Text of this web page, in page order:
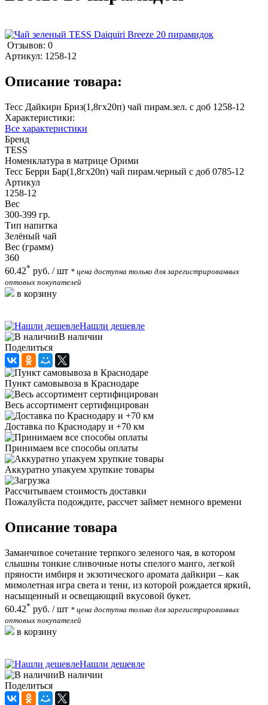
Отзывов: 0
Артикул: 1258-12
Описание товара:
Тесс Дайкири Бриз(1,8гх20п) чай пирам.зел. с доб 1258-12
Характеристики:
Все характеристики
Бренд
TESS
Номенклатура в матрице Орими
Тесс Берри Бар(1,8гх20п) чай пирам.черный с доб 0785-12
Артикул
1258-12
Вес
300-399 гр.
Тип напитка
Зелёный чай
Вес (грамм)
360
60.42* руб. / шт * цена доступна только для зарегистрированных
оптовых покупателей
в корзину
Нашли дешевле
В наличии
Поделиться
Пункт самовывоза в Краснодаре
Весь ассортимент сертифицирован
Доставка по Краснодару и +70 км
Принимаем все способы оплаты
Аккуратно упакуем хрупкие товары
Рассчитываем стоимость доставки
Пожалуйста подождите, рассчет займет немного времени
Описание товара
Заманчивое сочетание терпкого зеленого чая, в котором
слышны тонкие сливочные ноты спелого манго, легкой
пряности имбиря и экзотического аромата дайкири – как
мимолетная игра света и тени, из которой рождается яркий,
насыщенный и освещающий вкусовой букет.
60.42* руб. / шт * цена доступна только для зарегистрированных
оптовых покупателей
в корзину
Нашли дешевле
В наличии
Поделиться